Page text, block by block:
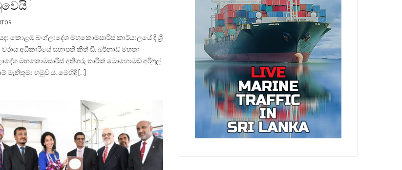
කොළඹ බංග්ලාදේශ මහකොමසාරිස් කාර්යාලයේ දී ශ්‍රී
වරාය අධිකාරියේ සභාපති කීත් ඩී. බර්නාඩ් මහතා
මහකොමසාරිස් අතිගරු තාරික් මොහොමඩ් අරිෆුල්
මැතිතුමා හමුවි ය. මෙහිදී […]